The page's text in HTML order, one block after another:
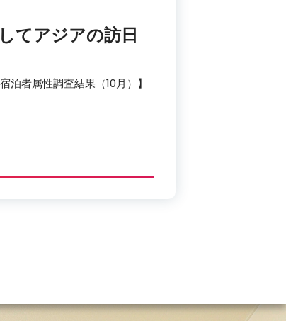
てアジアの訪日
泊者属性調査結果（10月）】